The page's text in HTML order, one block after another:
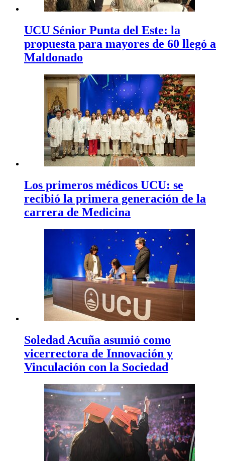
UCU Sénior Punta del Este: la
propuesta para mayores de 60 llegó a
Maldonado
Los primeros médicos UCU: se
recibió la primera generación de la
carrera de Medicina
Soledad Acuña asumió como
vicerrectora de Innovación y
Vinculación con la Sociedad